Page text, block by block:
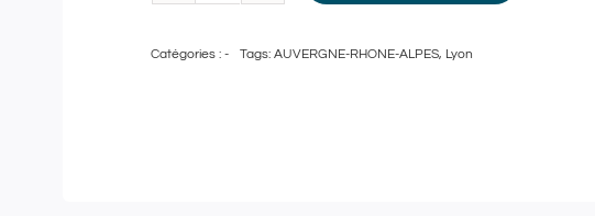
Pass
Catégories :- Tags:AUVERGNE-RHONE-ALPES, Lyon